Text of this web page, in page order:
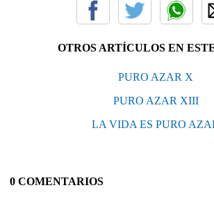
OTROS ARTÍCULOS EN
PURO AZAR X
PURO AZAR XIII
LA VIDA ES PURO
0 COMENTARIOS